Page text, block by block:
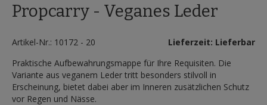
der
Bildergalerie
Propcarry - Veganes Leder
Artikel-Nr.: 10172 - 20
Lieferzeit: Lieferbar
Praktische Aufbewahrungsmappe für Ihre Requisiten. Die
Variante aus veganem Leder tritt besonders stilvoll in
Erscheinung, bietet dabei aber im Inneren zusätzlichen Schutz
vor Regen und Nässe.